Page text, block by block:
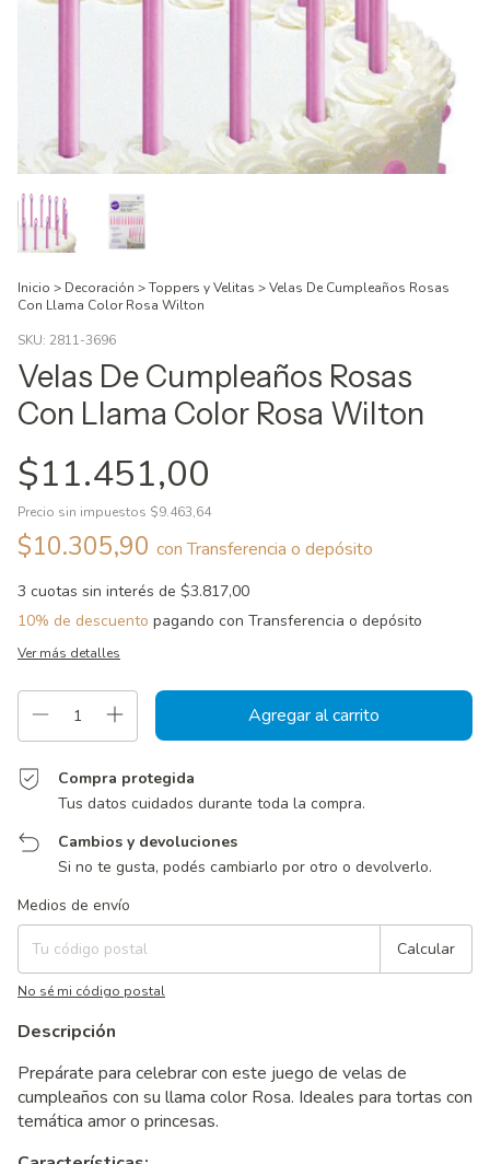
Inicio > Decoración >Toppers y Velitas >Velas De Cumpleaños Rosas
Con Llama Color Rosa Wilton
SKU: 2811-3696
Velas De Cumpleaños Rosas
Con Llama Color Rosa Wilton
$11.451,00
Precio sin impuestos $9.463,64
$10.305,90 con Transferencia o depósito
3 cuotas sin interés de $3.817,00
10% de descuento pagando con Transferencia o depósito
Ver más detalles
Compra protegida
Tus datos cuidados durante toda la compra.
Cambios y devoluciones
Si no te gusta, podés cambiarlo por otro o devolverlo.
Entregas para el CP:
Medios de envío
Calcular
No sé mi código postal
Descripción
Prepárate para celebrar con este juego de velas de
cumpleaños con su llama color Rosa. Ideales para tortas con
temática amor o princesas.